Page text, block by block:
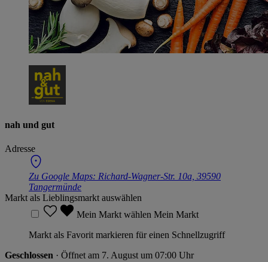
nah und gut
Adresse
Zu Google Maps: Richard-Wagner-Str. 10a, 39590
Tangermünde
Markt als Lieblingsmarkt auswählen
Mein Markt wählen Mein Markt
Markt als Favorit markieren für einen Schnellzugriff
Geschlossen · Öffnet am 7. August um 07:00 Uhr